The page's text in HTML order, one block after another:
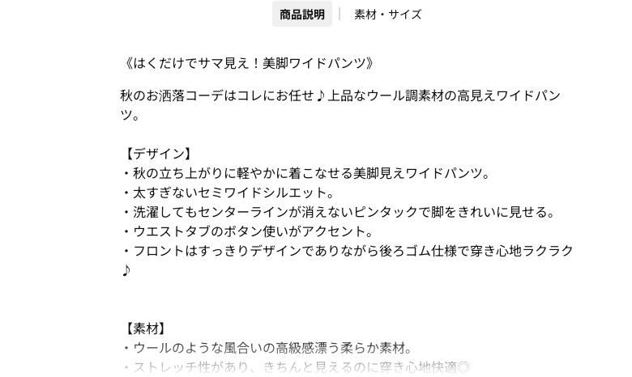
商品説明 素材・サイズ
《はくだけでサマ見え！美脚ワイドパンツ》
秋のお洒落コーデはコレにお任せ♪上品なウール調素材の高見えワイドパン
ツ。
【デザイン】
・秋の立ち上がりに軽やかに着こなせる美脚見えワイドパンツ。
・太すぎないセミワイドシルエット。
・洗濯してもセンターラインが消えないピンタックで脚をきれいに見せる。
・ウエストタブのボタン使いがアクセント。
・フロントはすっきりデザインでありながら後ろゴム仕様で穿き心地ラクラク
♪
【素材】
・ウールのような風合いの高級感漂う柔らか素材。
・ストレッチ性があり、きちんと見えるのに穿き心地快適◎